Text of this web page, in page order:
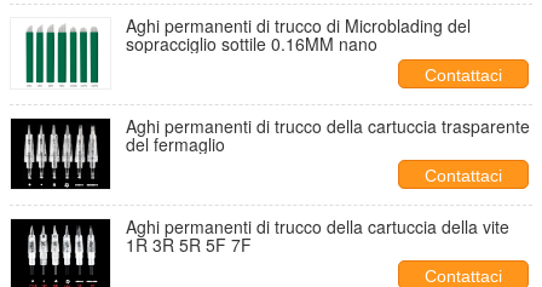
Aghi permanenti di trucco di Microblading del
sopracciglio sottile 0.16MM nano
Contattaci
Aghi permanenti di trucco della cartuccia trasparente
del fermaglio
Contattaci
Aghi permanenti di trucco della cartuccia della vite
1R 3R 5R 5F 7F
Contattaci